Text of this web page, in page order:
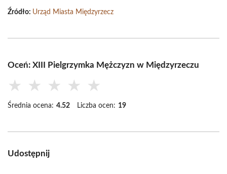
Źródło: Urząd Miasta Międzyrzecz
Oceń: XIII Pielgrzymka Mężczyzn w Międzyrzeczu
★ ★ ★ ★ ★
Średnia ocena: 4.52 Liczba ocen: 19
Udostępnij